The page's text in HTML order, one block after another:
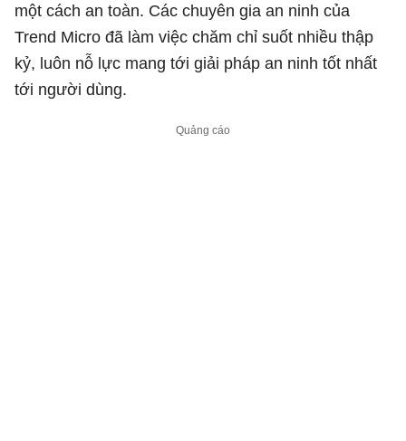
một cách an toàn. Các chuyên gia an ninh của
Trend Micro đã làm việc chăm chỉ suốt nhiều thập
kỷ, luôn nỗ lực mang tới giải pháp an ninh tốt nhất
tới người dùng.